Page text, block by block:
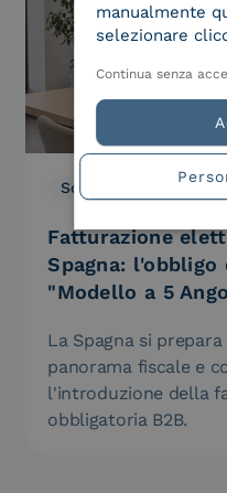
Soluzioni 21.07.2026
Fatturazione
Spagna:
"Modello a 5
La Spagna si
panorama fiscale e
l'introduzione della
obbligatoria B2B.
manualmente
selezionare
Continua senza